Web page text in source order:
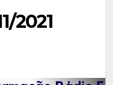
2021